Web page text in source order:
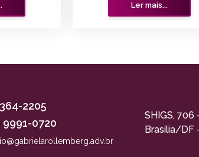
Ler mais...
2205
9991-0720
SHIGS, 706
Brasília/DF